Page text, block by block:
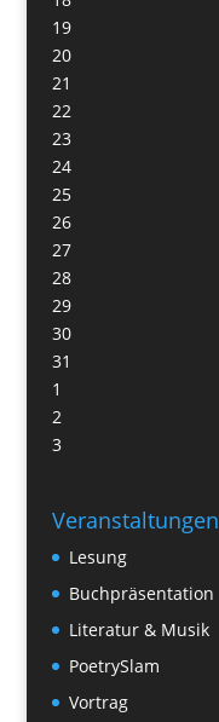
19
20
21
22
23
24
25
26
27
28
29
30
31
1
2
3
Veranstaltungen
Lesung
Buchpräsentation
Literatur & Musik
PoetrySlam
Vortrag